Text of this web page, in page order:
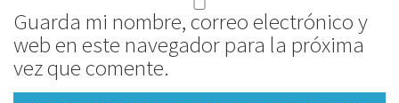
Guarda mi nombre, correo electrónico y
web en este navegador para la próxima
vez que comente.